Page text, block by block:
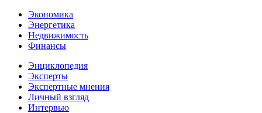
Экономика
Энергетика
Недвижимость
Финансы
Энциклопедия
Эксперты
Экспертные мнения
Личный взгляд
Интервью